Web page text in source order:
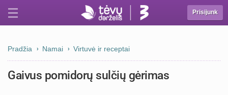
Prisijunk
Pradžia Namai Virtuvė ir receptai
Gaivus pomidorų sulčių gėrimas